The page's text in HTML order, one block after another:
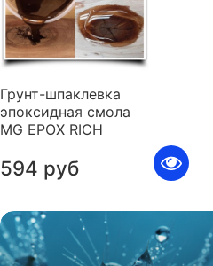
Грунт-шпаклевка
эпоксидная смола
MG EPOX RICH
594 руб